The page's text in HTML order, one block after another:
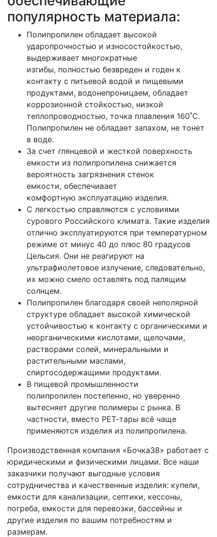
популярность материала:
Полипропилен обладает высокой
ударопрочностью и износостойкостью,
выдерживает многократные
изгибы, полностью безвреден и годен к
контакту с питьевой водой и пищевыми
продуктами, водонепроницаем, обладает
коррозионной стойкостью, низкой
теплопроводностью, точка плавления 160˚С.
Полипропилен не обладает запахом, не тонет
в воде.
За счет глянцевой и жесткой поверхность
емкости из полипропилена снижается
вероятность загрязнения стенок
емкости, обеспечивает
комфортную эксплуатацию изделия.
С легкостью справляются с условиями
сурового Российского климата. Такие изделия
отлично эксплуатируются при температурном
режиме от минус 40 до плюс 80 градусов
Цельсия. Они не реагируют на
ультрафиолетовое излучение, следовательно,
их можно смело оставлять под палящим
солнцем.
Полипропилен благодаря своей неполярной
структуре обладает высокой химической
устойчивостью к контакту с органическими и
неорганическими кислотами, щелочами,
растворами солей, минеральными и
растительными маслами,
спиртосодержащими продуктами.
В пищевой промышленности
полипропилен постепенно, но уверенно
вытесняет другие полимеры с рынка. В
частности, вместо РЕТ-тары всё чаще
применяются изделия из полипропилена.
Производственная компания «Бочка38» работает с
юридическими и физическими лицами. Все наши
заказчики получают выгодные условия
сотрудничества и качественные изделия: купели,
емкости для канализации, септики, кессоны,
погреба, емкости для перевозки, бассейны и
другие изделия по вашим потребностям и
размерам.